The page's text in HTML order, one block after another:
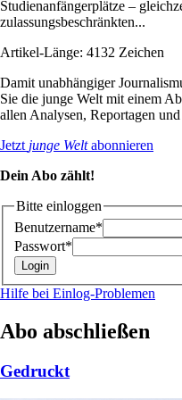
Studienanfängerplätze –
zulassungsbeschränkten...
Artikel-Länge: 4132 Zeichen
Damit unabhängiger
Sie die junge Welt mit einem
allen Analysen, Reportagen
Jetzt junge Weltabonnieren
Dein Abo zählt!
Bitte einloggen
Benutzername*
Passwort*
Hilfe bei Einlog-Problemen
Abo abschließen
Gedruckt